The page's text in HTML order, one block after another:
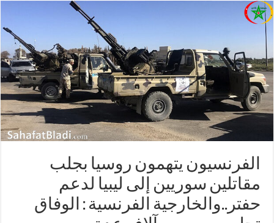
يتهمون روسيا بجلب
سوريين إلى ليبيا لدعم
الفرنسية : الوفاق